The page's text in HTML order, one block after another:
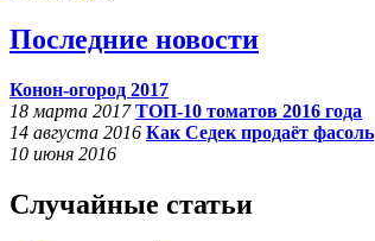
Последние новости
Конон-огород 2017
18 марта 2017 ТОП-10 томатов 2016 года
14 августа 2016 Как Седек продаёт фасоль
10 июня 2016
Случайные статьи